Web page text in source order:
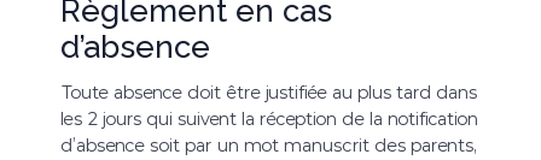
Règlement en cas
d’absence
Toute absence doit être justifiée au plus tard dans
les 2 jours qui suivent la réception de la notification
d’absence soit par un mot manuscrit des parents,